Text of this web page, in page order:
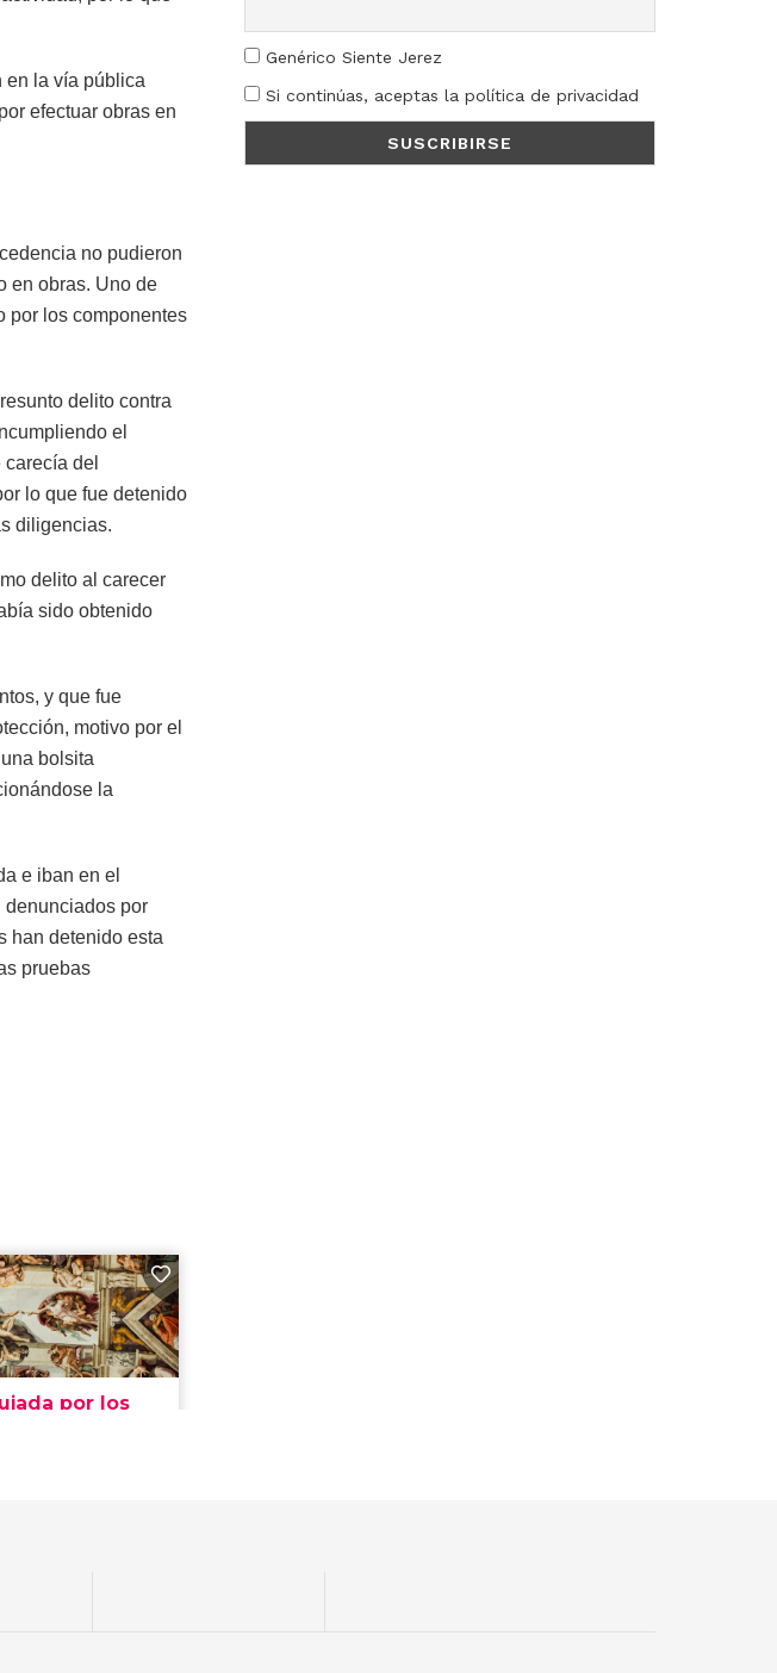
en la vía pública
efectuar obras en
no pudieron
en obras. Uno de
por los componentes
delito contra
el
del
lo que fue detenido
diligencias.
delito al carecer
sido obtenido
y que fue
motivo por el
bolsita
la
e iban en el
denunciados por
han detenido esta
pruebas
Genérico Siente Jerez
Si continúas, aceptas la política de privacidad